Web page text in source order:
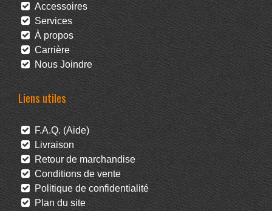
Accessoires
Services
À propos
Carrière
Nous Joindre
Liens utiles
F.A.Q. (Aide)
Livraison
Retour de marchandise
Conditions de vente
Politique de confidentialité
Plan du site